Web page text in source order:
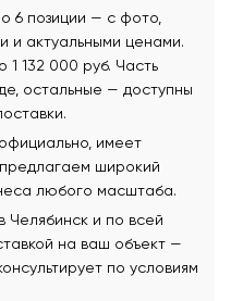
6 позиции — с фото,
и актуальными ценами.
1 132 000 руб. Часть
остальные — доступны
имеет
широкий
любого масштаба.
Челябинск и по всей
на ваш объект —
по условиям